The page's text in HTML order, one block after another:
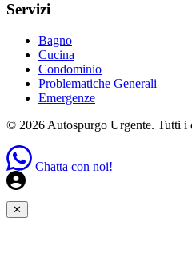
Servizi
Bagno
Cucina
Condominio
Problematiche Generali
Emergenze
© 2026 Autospurgo Urgente. Tutti i
Chatta con noi!
✕